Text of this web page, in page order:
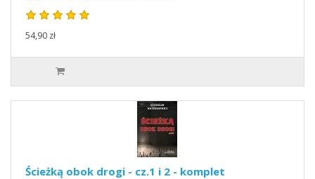
54,90 zł
Ścieżką obok drogi - cz.1 i 2 - komplet